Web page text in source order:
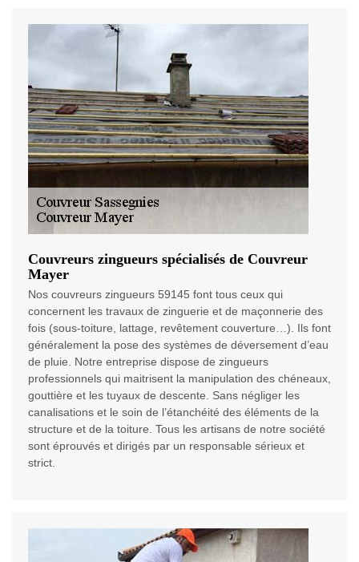
Couvreurs zingueurs spécialisés de Couvreur
Mayer
Nos couvreurs zingueurs 59145 font tous ceux qui
concernent les travaux de zinguerie et de maçonnerie des
fois (sous-toiture, lattage, revêtement couverture…). Ils font
généralement la pose des systèmes de déversement d’eau
de pluie. Notre entreprise dispose de zingueurs
professionnels qui maitrisent la manipulation des chéneaux,
gouttière et les tuyaux de descente. Sans négliger les
canalisations et le soin de l’étanchéité des éléments de la
structure et de la toiture. Tous les artisans de notre société
sont éprouvés et dirigés par un responsable sérieux et
strict.